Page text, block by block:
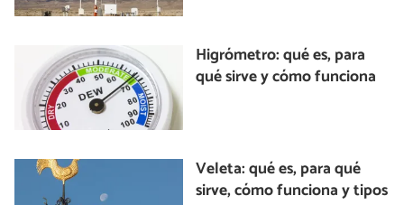
Higrómetro: qué es, para
qué sirve y cómo funciona
Veleta: qué es, para qué
sirve, cómo funciona y tipos